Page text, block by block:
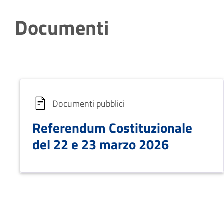
Documenti
Documenti pubblici
Referendum Costituzionale
del 22 e 23 marzo 2026